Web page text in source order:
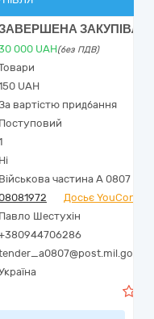
ЗАКУПІВЛЯ
000 UAH(без ПДВ)
UAH
вартістю придбання
Поступовий
Ні
Військова частина А 0807
Досьє YouControl
Павло Шестухін